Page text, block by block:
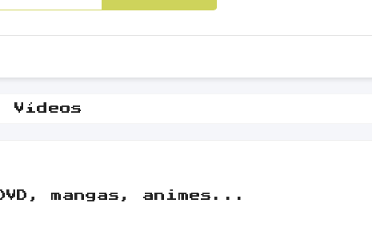
Vídeos
mangas, animes...